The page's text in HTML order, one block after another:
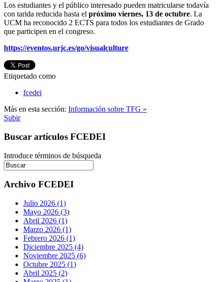
Los estudiantes y el público interesado pueden matricularse todavía
con tarida reducida hasta el próximo viernes, 13 de octubre. La
UCM ha reconocido 2 ECTS para todos los estudiantes de Grado
que participen en el congreso.
https://eventos.urjc.es/go/visualculture
Etiquetado como
fcedei
Más en esta sección: Información sobre TFG »
Subir
Buscar artículos FCEDEI
Introduce términos de búsqueda
Archivo FCEDEI
Julio 2026 (1)
Mayo 2026 (3)
Abril 2026 (1)
Marzo 2026 (1)
Febrero 2026 (1)
Diciembre 2025 (4)
Noviembre 2025 (6)
Octubre 2025 (1)
Abril 2025 (2)